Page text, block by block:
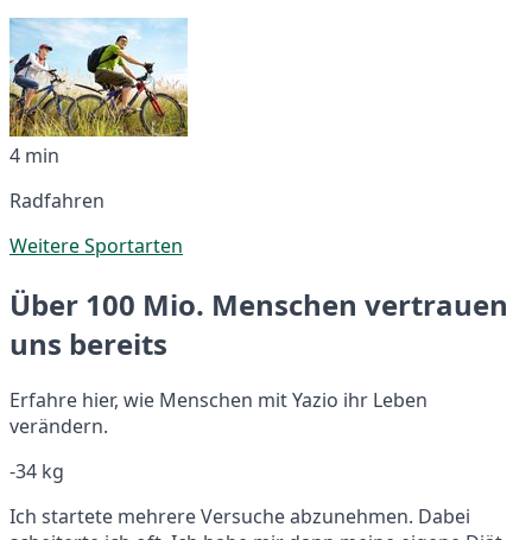
4 min
Radfahren
Weitere Sportarten
Über 100 Mio. Menschen vertrauen
uns bereits
Erfahre hier, wie Menschen mit Yazio ihr Leben
verändern.
-34 kg
Ich startete mehrere Versuche abzunehmen. Dabei